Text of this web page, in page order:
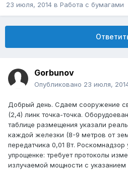
23 июля, 2014 в Работа с бумагами
Gorbunov
Опубликовано 23 июля,
Добрый день. Сдаем сооружение
(2,4) линк точка-точка.
таблице размещения указали
каждой железки (8-9 метров от
передатчика 0,01 Вт.
упрощенке: требует протоколы
излучаемой мощности с указанием